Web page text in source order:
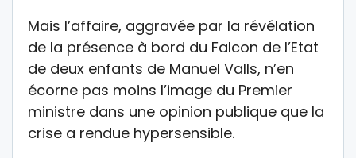
Mais l’affaire, aggravée par la révélation
de la présence à bord du Falcon de l’Etat
de deux enfants de Manuel Valls, n’en
écorne pas moins l’image du Premier
ministre dans une opinion publique que la
crise a rendue hypersensible.